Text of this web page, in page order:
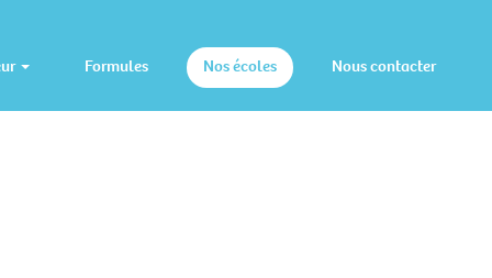
Formules Nos écoles Nous contacter